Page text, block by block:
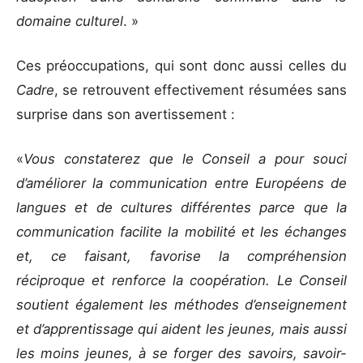
domaine culturel. »
Ces préoccupations, qui sont donc aussi celles du
Cadre, se retrouvent effectivement résumées sans
surprise dans son avertissement :
«Vous constaterez que le Conseil a pour souci
d’améliorer la communication entre Européens de
langues et de cultures différentes parce que la
communication facilite la mobilité et les échanges
et, ce faisant, favorise la compréhension
réciproque et renforce la coopération. Le Conseil
soutient également les méthodes d’enseignement
et d’apprentissage qui aident les jeunes, mais aussi
les moins jeunes, à se forger des savoirs, savoir-